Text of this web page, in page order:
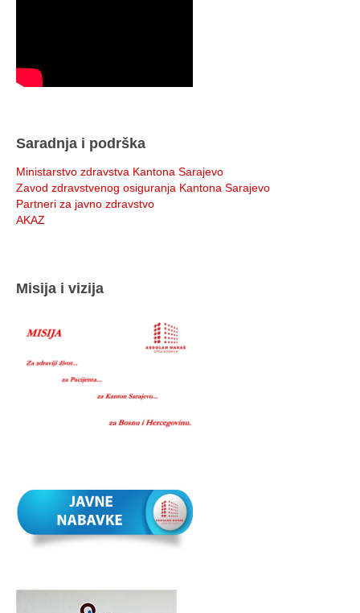
Saradnja i podrška
Ministarstvo zdravstva Kantona Sarajevo
Zavod zdravstvenog osiguranja Kantona Sarajevo
Partneri za javno zdravstvo
AKAZ
Misija i vizija